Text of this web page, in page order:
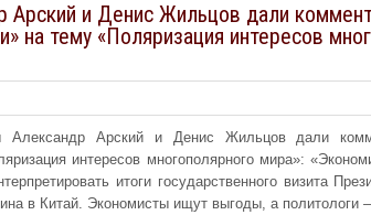
Арский и Денис Жильцов дали
на тему «Поляризация интересов
Александр Арский и Денис Жильцов дали
интересов многополярного мира»:
итоги государственного визита
в Китай. Экономисты ищут выгоды, а политологи